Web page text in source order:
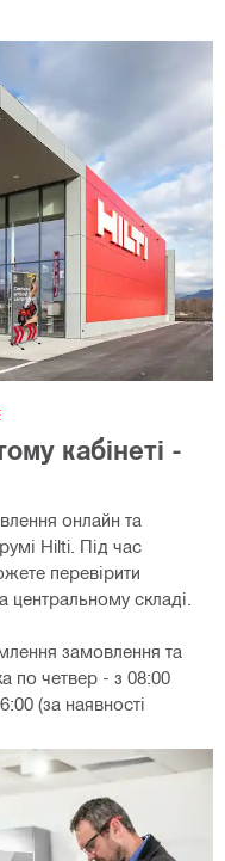
кабінеті -
онлайн та
Hilti. Під час
перевірити
центральному складі.
замовлення та
по четвер - з 08:00
(за наявності